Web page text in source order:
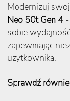
Modernizuj
Neo 50t Gen 4
sobie
zapewniając
użytkownika.
Sprawdź